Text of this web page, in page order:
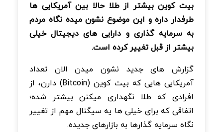
بیت کوین بیشتر از طلا حالا بین آمریکایی ها
طرفدار داره و این موضوع نشون میده نگاه مردم
به سرمایه گذاری و دارایی های دیجیتال خیلی
بیشتر از قبل تغییر کرده است.
گزارش های جدید نشون میدن الان تعداد
آمریکایی هایی که بیت کوین (Bitcoin) دارن، از
افرادی که طلا نگهداری میکنن بیشتر شده؛
اتفاقی که برای خیلی ها یه سیگنال مهم از تغییر
نگاه سرمایه گذارها به بازارهای جدیده.